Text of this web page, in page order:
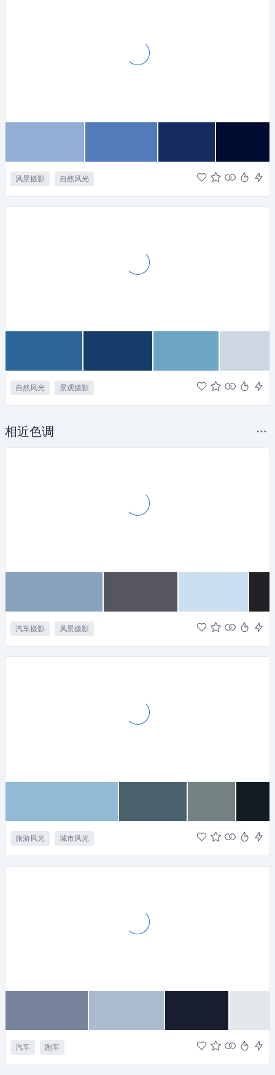
风景摄影 自然风光
自然风光 景观摄影
相近色调
汽车摄影 风景摄影
旅游风光 城市风光
汽车 跑车